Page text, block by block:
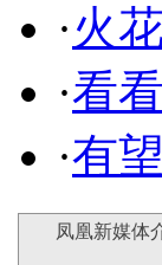
·火
·看
·有
凤凰新媒体